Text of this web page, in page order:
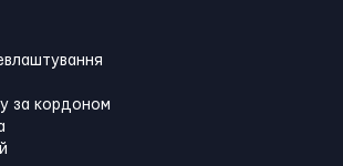
за кордоном